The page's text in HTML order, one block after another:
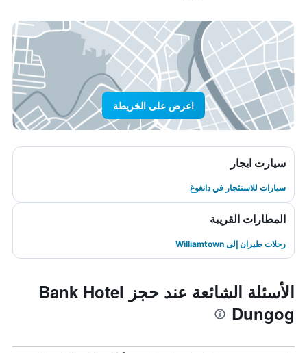
اعرض على الخريطة
سيارت ايجار
سيارات للاستئجار في دانغوغ
المطارات القريبة
رحلات طيران إلى Williamtown
الأسئلة الشائعة عند حجز Bank Hotel
Dungog